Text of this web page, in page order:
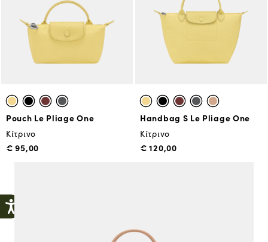
Pouch Le Pliage One
Κίτρινο
€ 95,00
Handbag S Le Pliage One
Κίτρινο
€ 120,00